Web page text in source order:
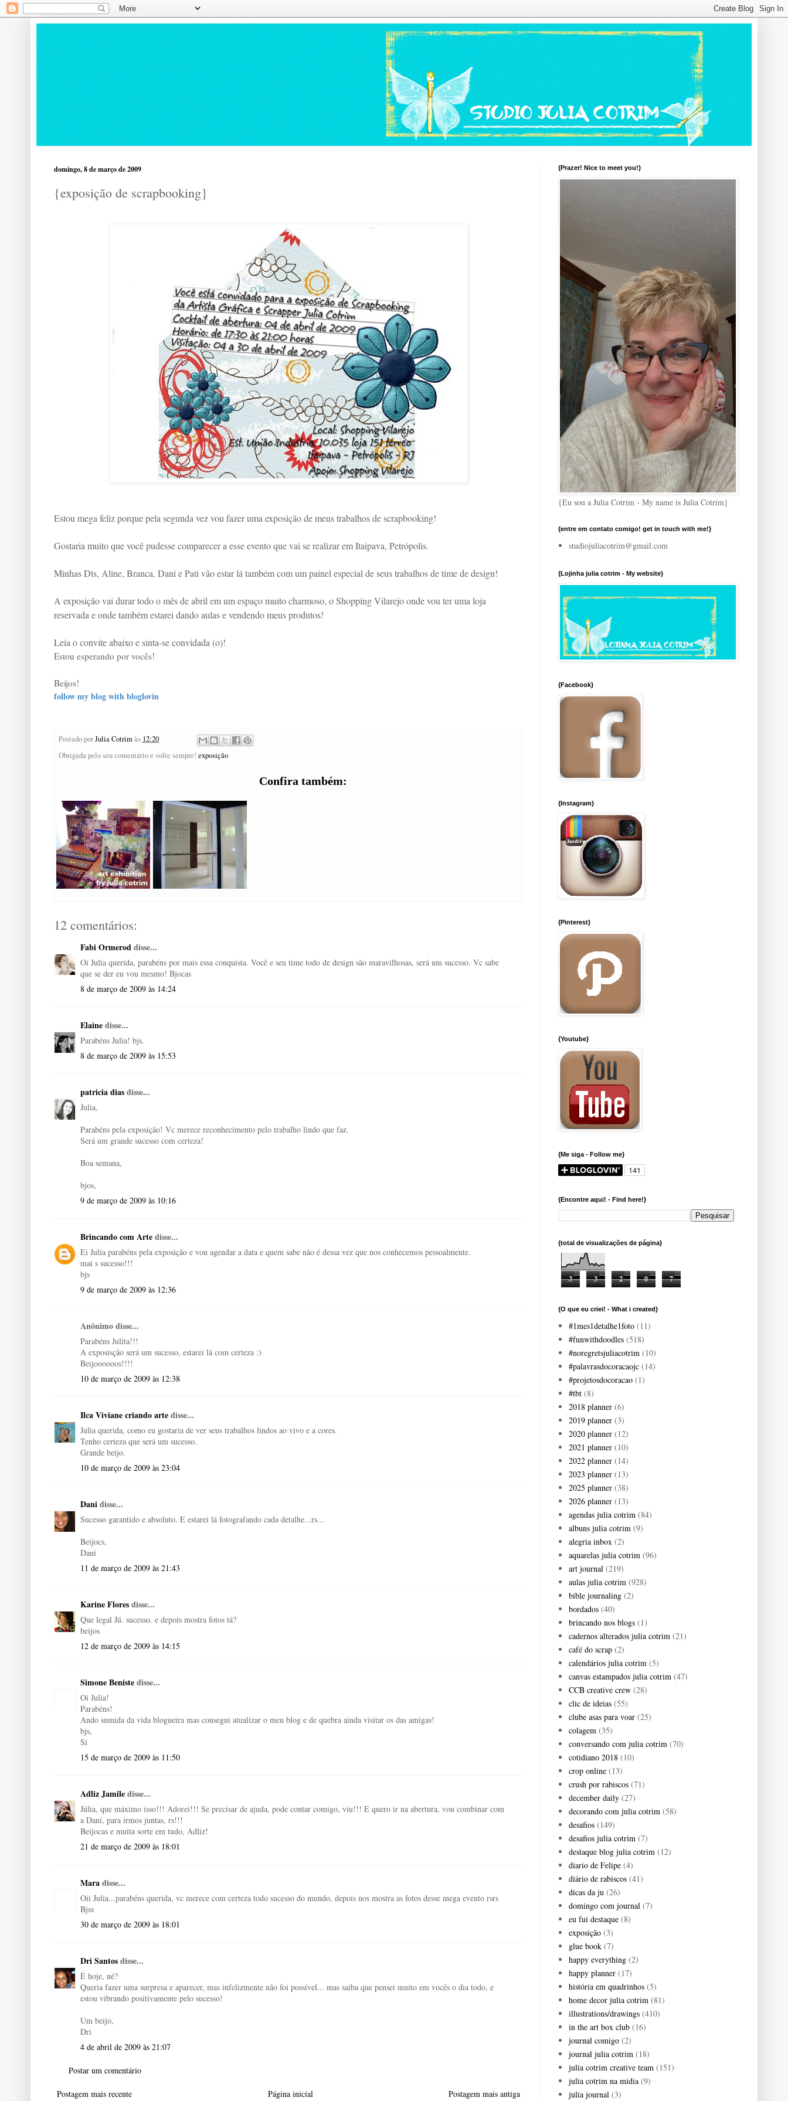
domingo, 8 de março de 2009
{exposição de scrapbooking}
Estou mega feliz porque pela segunda vez vou fazer uma exposição de meus trabalhos de scrapbooking!
Gostaria muito que você pudesse comparecer a esse evento que vai se realizar em Itaipava, Petrópolis.
Minhas Dts, Aline, Branca, Dani e Pati vão estar lá também com um painel especial de seus trabalhos de time de design!
A exposição vai durar todo o mês de abril em um espaço muito charmoso, o Shopping Vilarejo onde vou ter uma loja
reservada e onde também estarei dando aulas e vendendo meus produtos!
Leia o convite abaixo e sinta-se convidada (o)!
Estou esperando por vocês!
Beijos!
follow my blog with bloglovin
Postado porJulia Cotrimàs 12:20
Obrigada pelo seu comentário e volte sempre! exposição
Confira também:
12 comentários:
Fabi Ormeroddisse...
Oi Julia querida, parabéns por mais essa conquista. Você e seu time todo de design são maravilhosas, será um sucesso. Vc sabe
que se der eu vou mesmo! Bjocas
8 de março de 2009 às 14:24
Elainedisse...
Parabéns Julia! bjs.
8 de março de 2009 às 15:53
patricia diasdisse...
Julia,
Parabéns pela exposição! Vc merece reconhecimento pelo trabalho lindo que faz.
Será um grande sucesso com certeza!
Boa semana,
bjos,
9 de março de 2009 às 10:16
Brincando com Artedisse...
Ei Julia parabéns pela exposição e vou agendar a data e quem sabe não é dessa vez que nos conhecemos pessoalmente.
mai s sucesso!!!
bjs
9 de março de 2009 às 12:36
Anônimo disse...
Parabéns Julita!!!
A exposisção será um sucesso, estarei lá com certeza :)
Beijoooooos!!!!
10 de março de 2009 às 12:38
Ilca Viviane criando artedisse...
Julia querida, como eu gostaria de ver seus trabalhos lindos ao vivo e a cores.
Tenho certeza que será um sucesso.
Grande beijo.
10 de março de 2009 às 23:04
Danidisse...
Sucesso garantido e absoluto. E estarei lá fotografando cada detalhe...rs...
Beijocs,
Dani
11 de março de 2009 às 21:43
Karine Floresdisse...
Que legal Jú. sucesso. e depois mostra fotos tá?
beijos
12 de março de 2009 às 14:15
Simone Benistedisse...
Oi Julia!
Parabéns!
Ando sumida da vida blogueira mas consegui atualizar o meu blog e de quebra ainda visitar os das amigas!
bjs,
Si
15 de março de 2009 às 11:50
Adliz Jamiledisse...
Júlia, que máximo isso!!! Adorei!!! Se precisar de ajuda, pode contar comigo, viu!!! E quero ir na abertura, vou combinar com
a Dani, para irmos juntas, rs!!!
Beijocas e muita sorte em tudo, Adliz!
21 de março de 2009 às 18:01
Maradisse...
Oii Julia...parabéns querida, vc merece com certeza todo sucesso do mundo, depois nos mostra as fotos desse mega evento rsrs
Bjss
30 de março de 2009 às 18:01
Dri Santosdisse...
É hoje, né?
Queria fazer uma surpresa e aparecer, mas infelizmente não foi possível... mas saiba que pensei muito em vocês o dia todo, e
estou vibrando positivamente pelo sucesso!
Um beijo,
Dri
4 de abril de 2009 às 21:07
Postar um comentário
Postagem mais recente Postagem mais antiga
Página inicial
{Prazer! Nice to meet you!}
{Eu sou a Julia Cotrim - My name is Julia Cotrim}
{entre em contato comigo! get in touch with me!}
studiojuliacotrim@gmail.com
{Lojinha julia cotrim - My website}
{Facebook}
{Instagram}
{Pinterest}
{Youtube}
{Me siga - Follow me}
{Encontre aqui! - Find here!}
{total de visualizações de página}
3 3 2 0 7
{O que eu criei! - What i created}
#1mes1detalhe1foto (11)
#funwithdoodles (518)
#noregretsjuliacotrim (10)
#palavrasdocoracaojc (14)
#projetosdocoracao (1)
#tbt (8)
2018 planner (6)
2019 planner (3)
2020 planner (12)
2021 planner (10)
2022 planner (14)
2023 planner (13)
2025 planner (38)
2026 planner (13)
agendas julia cotrim (84)
albuns julia cotrim (9)
alegria inbox (2)
aquarelas julia cotrim (96)
art journal (219)
aulas julia cotrim (928)
bible journaling (2)
bordados (40)
brincando nos blogs (1)
cadernos alterados julia cotrim (21)
café do scrap (2)
calendários julia cotrim (5)
canvas estampados julia cotrim (47)
CCB creative crew (28)
clic de ideias (55)
clube asas para voar (25)
colagem (35)
conversando com julia cotrim (70)
cotidiano 2018 (10)
crop online (13)
crush por rabiscos (71)
december daily (27)
decorando com julia cotrim (58)
desafios (149)
desafios julia cotrim (7)
destaque blog julia cotrim (12)
diario de Felipe (4)
diário de rabiscos (41)
dicas da ju (26)
domingo com journal (7)
eu fui destaque (8)
exposição (3)
glue book (7)
happy everything (2)
happy planner (17)
história em quadrinhos (5)
home decor julia cotrim (81)
illustrations/drawings (410)
in the art box club (16)
journal comigo (2)
journal julia cotrim (18)
julia cotrim creative team (151)
julia cotrim na midia (9)
julia journal (3)